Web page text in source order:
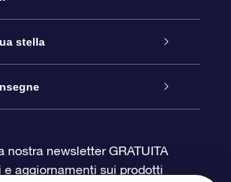
OSR
stella
di Pagamento
nostra newsletter GRATUITA
e aggiornamenti sui prodotti